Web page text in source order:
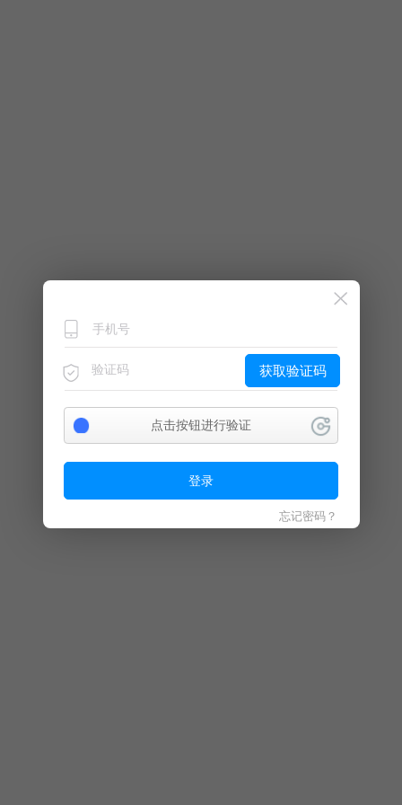
获取验证码
点击按钮进行验证
登录
忘记密码？